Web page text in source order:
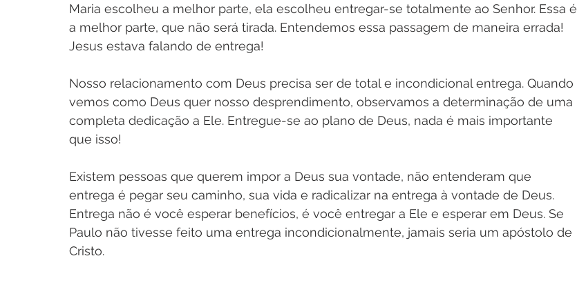
Maria escolheu a melhor parte, ela escolheu entregar-se totalmente ao Senhor. Essa é
a melhor parte, que não será tirada. Entendemos essa passagem de maneira errada!
Jesus estava falando de entrega!
Nosso relacionamento com Deus precisa ser de total e incondicional entrega. Quando
vemos como Deus quer nosso desprendimento, observamos a determinação de uma
completa dedicação a Ele. Entregue-se ao plano de Deus, nada é mais importante
que isso!
Existem pessoas que querem impor a Deus sua vontade, não entenderam que
entrega é pegar seu caminho, sua vida e radicalizar na entrega à vontade de Deus.
Entrega não é você esperar benefícios, é você entregar a Ele e esperar em Deus. Se
Paulo não tivesse feito uma entrega incondicionalmente, jamais seria um apóstolo de
Cristo.